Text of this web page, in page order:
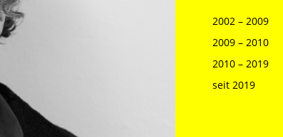
2002 – 2009
2009 – 2010
2010 – 2019
seit 2019